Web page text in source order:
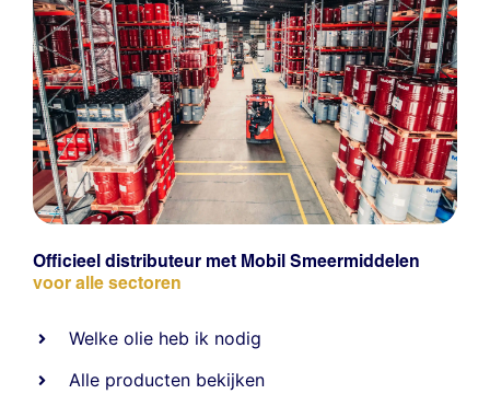
Officieel distributeur met Mobil Smeermiddelen
voor alle sectoren
Welke olie heb ik nodig
Alle producten bekijken